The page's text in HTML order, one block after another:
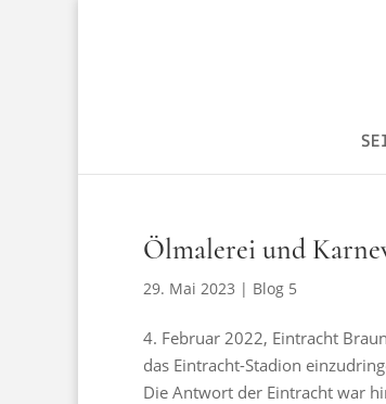
Ölmalerei und
29. Mai 2023 | Blog 5
4. Februar 2022, Eintracht
das Eintracht-Stadion
Die Antwort der Eintracht war